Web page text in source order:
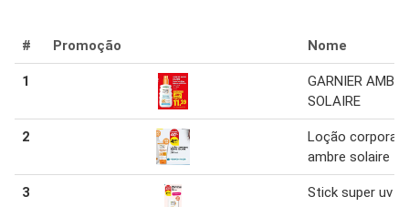
# Promoção Nome
1
GARNIER AMBRE
SOLAIRE
2
Loção corporal
ambre solaire
3
Stick super uv